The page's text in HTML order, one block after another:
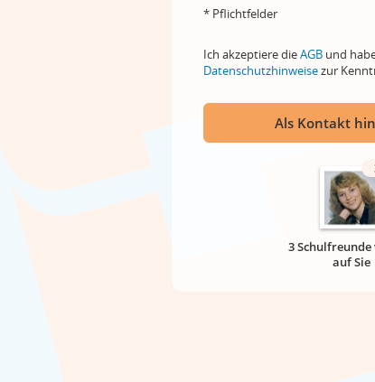
* Pflichtfelder
Ich akzeptiere dieAGB und
Datenschutzhinweisezur
Als Kontakt
3
auf Sie